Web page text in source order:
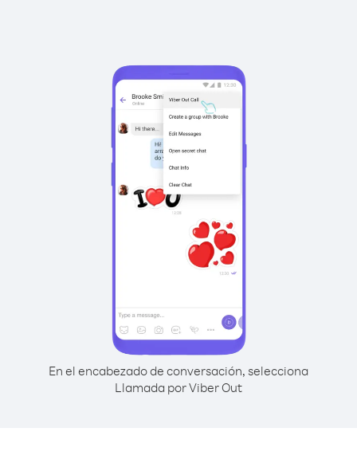
En el encabezado de conversación, selecciona
Llamada por Viber Out